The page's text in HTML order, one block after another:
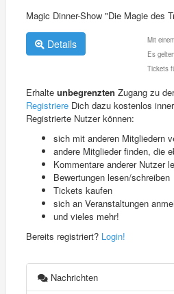
Magic Dinner-Show "Die Magie des
Details
Mit
Es
Tickets
Erhalte unbegrenzten Zugang zu
Registriere Dich dazu kostenlos
Registrierte Nutzer können:
sich mit anderen Mitgliedern
andere Mitglieder finden, die
Kommentare anderer Nutzer
Bewertungen lesen/schreiben
Tickets kaufen
sich an Veranstaltungen
und vieles mehr!
Bereits registriert? Login!
Nachrichten